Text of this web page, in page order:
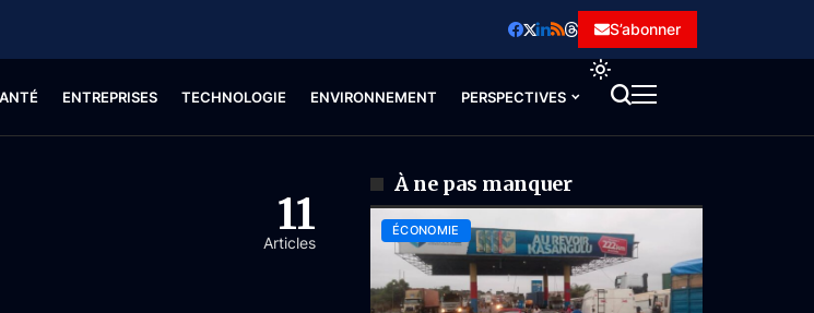
S’abonner
ENTREPRISES TECHNOLOGIE ENVIRONNEMENT PERSPECTIVES
11
Articles
À ne pas manquer
ÉCONOMIE